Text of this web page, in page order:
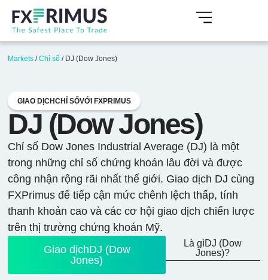
GIAO DỊCHCHỈ SỐVỚI FXPRIMUS
DJ (Dow Jones)
Chỉ số Dow Jones Industrial Average (DJ) là một
trong những chỉ số chứng khoán lâu đời và được
công nhận rộng rãi nhất thế giới. Giao dịch DJ cùng
FXPrimus để tiếp cận mức chênh lệch thấp, tính
thanh khoản cao và các cơ hội giao dịch chiến lược
trên thị trường chứng khoán Mỹ.
Giao dịchDJ (Dow
Jones)
Là gìDJ (Dow
Jones)?
Markets /Chỉ số / DJ (Dow Jones)